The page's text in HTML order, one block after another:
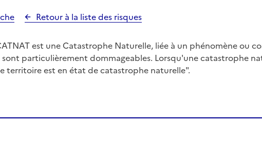
Retour à la liste des risques
est une Catastrophe Naturelle, liée à un phénomène ou
particulièrement dommageables. Lorsqu'une catastrophe
territoire est en état de catastrophe naturelle".